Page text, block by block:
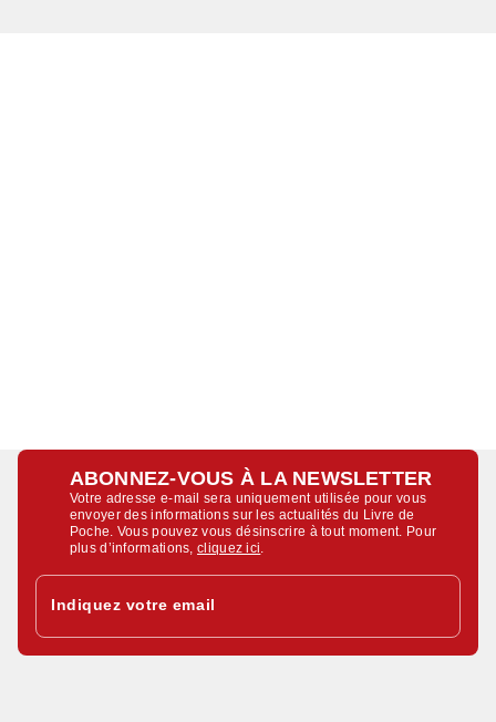
ABONNEZ-VOUS À LA NEWSLETTER
Votre adresse e-mail sera uniquement utilisée pour vous
envoyer des informations sur les actualités du Livre de
Poche. Vous pouvez vous désinscrire à tout moment. Pour
plus d’informations,cliquez ici
Indiquez votre email